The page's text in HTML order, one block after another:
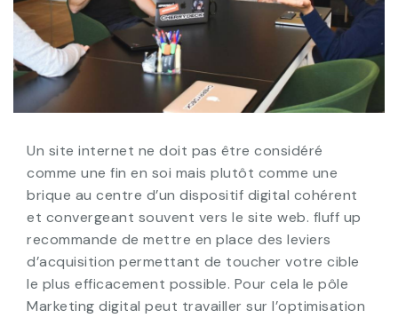
Un site internet ne doit pas être considéré
comme une fin en soi mais plutôt comme une
brique au centre d’un dispositif digital cohérent
et convergeant souvent vers le site web. fluff up
recommande de mettre en place des leviers
d’acquisition permettant de toucher votre cible
le plus efficacement possible. Pour cela le pôle
Marketing digital peut travailler sur l’optimisation